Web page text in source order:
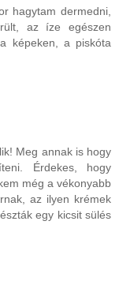
hagytam dermedni,
az íze egészen
képeken, a piskóta
Meg annak is hogy
Érdekes, hogy
még a vékonyabb
az ilyen krémek
egy kicsit sülés